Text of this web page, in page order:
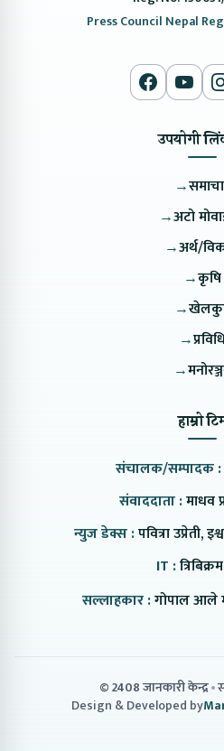
Press Council Nepal
उपयोगी
→
→अटो
→अर्थ/
→कृषि
→
→
→
हाम्रो
संचालक/सम्पादक :
संवाददाता :माधव
न्युज डेक्स :पवित्रा उप्रेती,
IT :
सल्लाहकार :गोपाल आले
© 2408 जानकारी केन्द्र
Design & Developed by